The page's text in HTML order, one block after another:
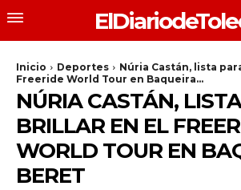
Inicio Deportes
Núria Castán, lista
Freeride World Tour en Baqueira...
NÚRIA CASTÁN,
BRILLAR EN EL
WORLD TOUR EN
BERET